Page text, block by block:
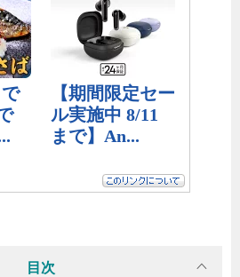
目次